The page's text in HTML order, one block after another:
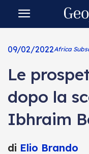
09/02/2022Africa
Le
dopo la
Ibhraim
di Elio Brando